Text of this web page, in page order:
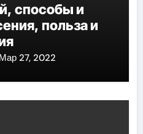
способы и
польза и
Мар 27, 2022